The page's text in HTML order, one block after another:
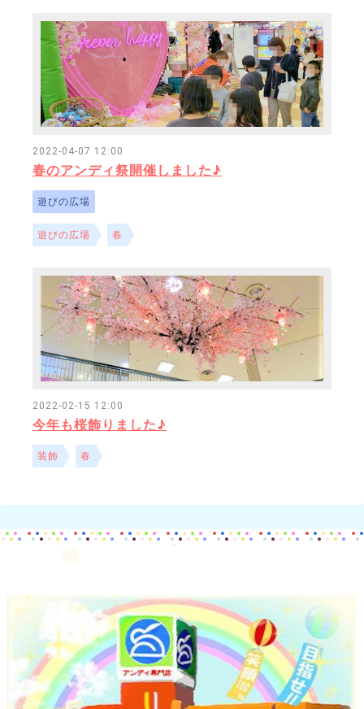
2022-04-07 12:00
春のアンディ祭開催しました♪
遊びの広場
遊びの広場 春
2022-02-15 12:00
今年も桜飾りました♪
装飾 春